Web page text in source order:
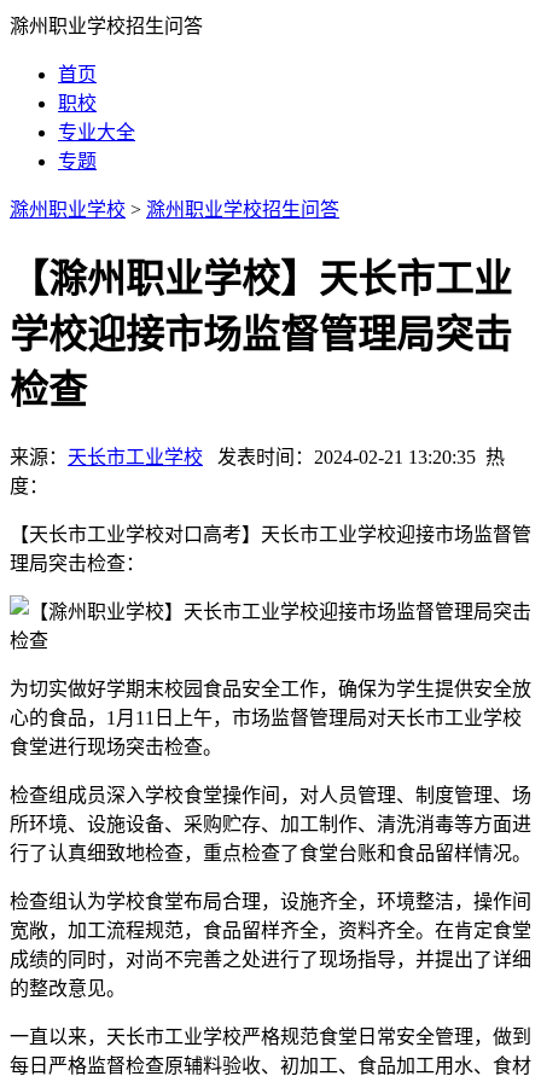
滁州职业学校招生问答
首页
职校
专业大全
专题
滁州职业学校 > 滁州职业学校招生问答
【滁州职业学校】天长市工业
学校迎接市场监督管理局突击
检查
来源： 天长市工业学校 发表时间：2024-02-21 13:20:35 热
度：
【天长市工业学校对口高考】天长市工业学校迎接市场监督管
理局突击检查：
为切实做好学期末校园食品安全工作，确保为学生提供安全放
心的食品，1月11日上午，市场监督管理局对天长市工业学校
食堂进行现场突击检查。
检查组成员深入学校食堂操作间，对人员管理、制度管理、场
所环境、设施设备、采购贮存、加工制作、清洗消毒等方面进
行了认真细致地检查，重点检查了食堂台账和食品留样情况。
检查组认为学校食堂布局合理，设施齐全，环境整洁，操作间
宽敞，加工流程规范，食品留样齐全，资料齐全。在肯定食堂
成绩的同时，对尚不完善之处进行了现场指导，并提出了详细
的整改意见。
一直以来，天长市工业学校严格规范食堂日常安全管理，做到
每日严格监督检查原辅料验收、初加工、食品加工用水、食材